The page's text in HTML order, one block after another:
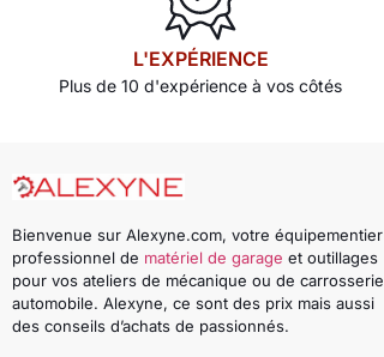
L'EXPÉRIENCE
Plus de 10 d'expérience à vos côtés
Bienvenue sur Alexyne.com, votre équipementier
professionnel de matériel de garage et outillages
pour vos ateliers de mécanique ou de carrosserie
automobile. Alexyne, ce sont des prix mais aussi
des conseils d’achats de passionnés.